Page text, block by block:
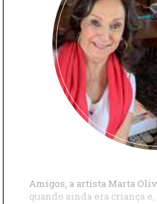
Amigos, a artista Marta
quando ainda era criança